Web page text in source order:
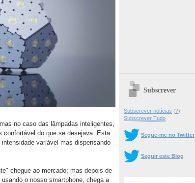
no caso das lâmpadas inteligentes,
confortável do que se desejava. Esta
variável mas dispensando
chegue ao mercado; mas depois de
o nosso smartphone, chega a
Subscrever
Subscrever notícias (?)
Subscrever Tudo
Segue-me no Twitter
Seguir este Blog